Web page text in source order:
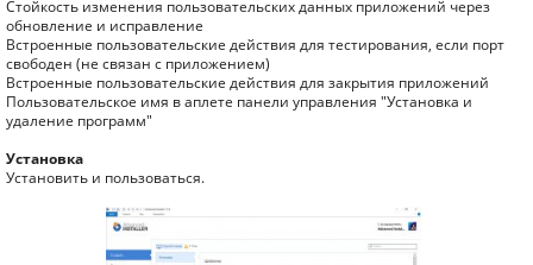
Стойкость изменения пользовательских данных приложений через
обновление и исправление
Встроенные пользовательские действия для тестирования, если порт
свободен (не связан с приложением)
Встроенные пользовательские действия для закрытия приложений
Пользовательское имя в аплете панели управления "Установка и
удаление программ"
Установка
Установить и пользоваться.